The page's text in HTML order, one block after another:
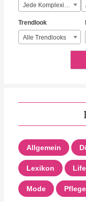
Jede Komplexität
Trendlook
Alle Trendlooks
Allgemein
Lexikon
Mode Pflege